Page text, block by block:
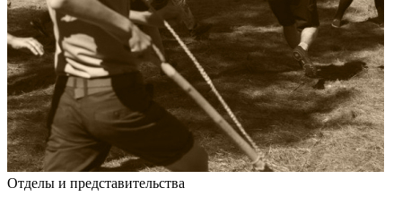
Отделы и представительства